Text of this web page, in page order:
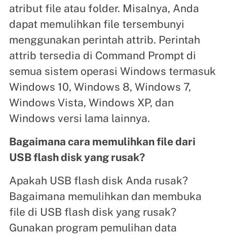
atribut file atau folder. Misalnya, Anda
dapat memulihkan file tersembunyi
menggunakan perintah attrib. Perintah
attrib tersedia di Command Prompt di
semua sistem operasi Windows termasuk
Windows 10, Windows 8, Windows 7,
Windows Vista, Windows XP, dan
Windows versi lama lainnya.
Bagaimana cara memulihkan file dari
USB flash disk yang rusak?
Apakah USB flash disk Anda rusak?
Bagaimana memulihkan dan membuka
file di USB flash disk yang rusak?
Gunakan program pemulihan data